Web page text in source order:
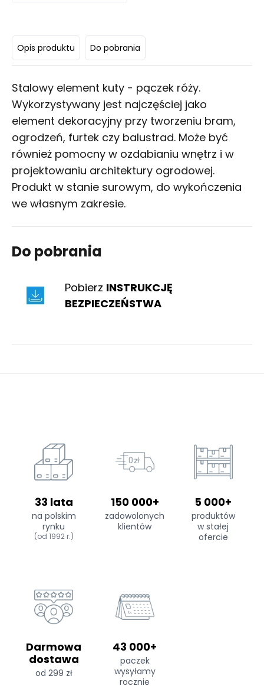
Opis produktu Do pobrania
Stalowy element kuty - pączek róży.
Wykorzystywany jest najczęściej jako
element dekoracyjny przy tworzeniu bram,
ogrodzeń, furtek czy balustrad. Może być
również pomocny w ozdabianiu wnętrz i w
projektowaniu architektury ogrodowej.
Produkt w stanie surowym, do wykończenia
we własnym zakresie.
Do pobrania
Pobierz INSTRUKCJĘ
BEZPIECZEŃSTWA
33 lata
na polskim
rynku
(od 1992 r.)
150 000+
zadowolonych
klientów
5 000+
produktów
w stałej
ofercie
Darmowa
dostawa
od 299 zł
43 000+
paczek
wysyłamy
rocznie